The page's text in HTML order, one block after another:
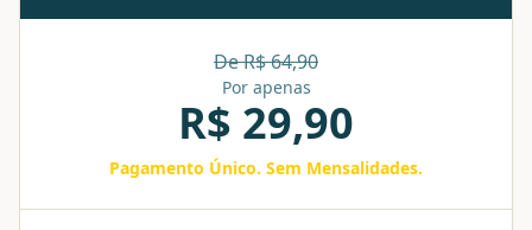
De R$64,90
Por apenas
R$ 29,90
Pagamento Único. Sem Mensalidades.